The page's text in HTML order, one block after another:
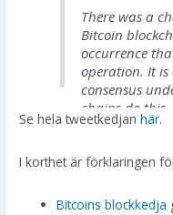
— Andreas M.
January 21,
There was a
Bitcoin
occurrence
operation. It is
consensus
chains do this.
January 21,
Se hela tweetkedjanhär.
I korthet är förklaringen
Bitcoins blockkedja